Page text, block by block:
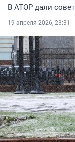
В АТОР дали
19 апреля 2026, 23:31